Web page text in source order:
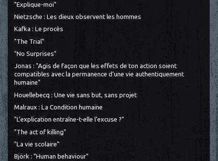
"Explique-moi"
Nietzsche : Les dieux observent les hommes
Kafka : Le procès
"The Trial"
"No Surprises"
Jonas : "Agis de façon que les effets de ton action soient
compatibles avec la permanence d’une vie authentiquement
humaine"
Houellebecq : Une vie sans but, sans projet
Malraux : La Condition humaine
"L’explication entraîne-t-elle l’excuse ?"
"The act of killing"
"La vie scolaire"
Björk : "Human behaviour"